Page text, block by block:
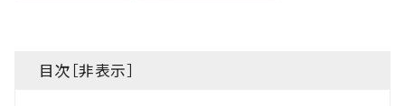
目次［非表示］